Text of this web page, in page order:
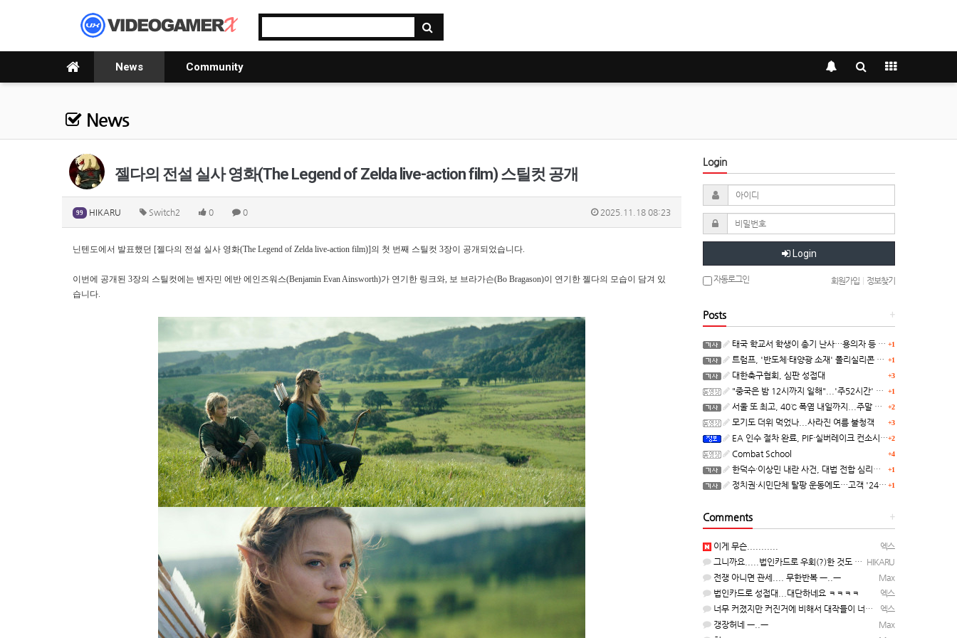
News Community
News
젤다의 전설 실사 영화(The Legend of Zelda live-action film) 스틸컷 공개
99 HIKARU Switch2 0 0 2025.11.18 08:23
닌텐도에서 발표했던 [젤다의 전설 실사 영화(The Legend of Zelda live-action film)]의 첫 번째 스틸컷 3장이 공개되었습니다.
이번에 공개된 3장의 스틸컷에는 벤자민 에반 에인즈워스(Benjamin Evan Ainsworth)가 연기한 링크와, 보 브라가슨(Bo Bragason)이 연기한 젤다의 모습이 담겨 있
습니다.
Login
Login
자동로그인 회원가입 정보찾기
+
Posts
+1
태국 학교서 학생이 총기 난사…용의자 등 8명 숨져
+1
트럼프, '반도체·태양광 소재' 폴리실리콘 파생 제품에 15% 관세...한국 기업도 영향
+3
대한축구협회, 심판 성접대
+1
"중국은 밤 12시까지 일해"...'주52시간' 손볼까
+2
서울 또 최고, 40℃ 폭염 내일까지...주말 동쪽 비바람
+3
모기도 더위 먹었나...사라진 여름 불청객
+2
EA 인수 절차 완료, PIF·실버레이크 컨소시엄 산하 편입
+4
Combat School
+1
한덕수·이상민 내란 사건, 대법 전합 심리…"역사적 사법평가"(종합)
+1
정치권·시민단체 탈팡 운동에도…고객 '2470만명' 원상 회복, "고물가에 돌팡"
+
Comments
엑스
이게 무슨...........
HIKARU
그니까요.....법인카드로 우회(?)한 것도 아니고, 대놓고...ㅋ ㅋ)
Max
전쟁 아니면 관세.... 무한반복 ㅡ..ㅡ
엑스
법인카드로 성접대...대단하네요 ㅋㅋㅋㅋ
엑스
너무 커졌지만 커진거에 비해서 대작들이 너무 줄었죠.........
Max
갱장허네 ㅡ..ㅡ